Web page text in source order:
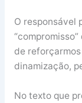
O responsável
de
dinamização,
No texto que